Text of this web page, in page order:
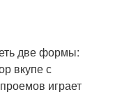
две формы:
вкупе с
играет